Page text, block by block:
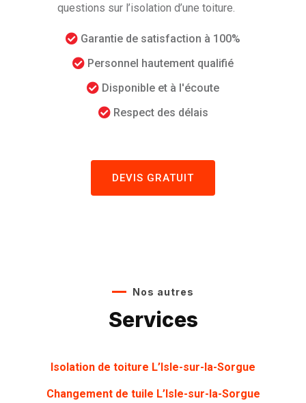
questions sur l’isolation d’une toiture.
Garantie de satisfaction à 100%
Personnel hautement qualifié
Disponible et à l'écoute
Respect des délais
DEVIS GRATUIT
Nos autres
Services
Isolation de toiture L’Isle-sur-la-Sorgue
Changement de tuile L’Isle-sur-la-Sorgue